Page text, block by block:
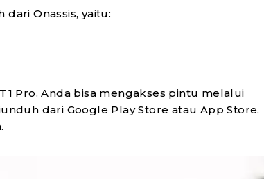
Onassis, yaitu:
Pro. Anda bisa mengakses pintu melalui
dari Google Play Store atau App Store.